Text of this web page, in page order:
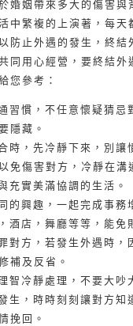
婚姻帶來多大的傷害與
中繁複的上演著，每天
防止外遇的發生，終結
同用心經營，要終結外
您參考：
習慣，不任意懷疑猜忌
隱藏。
時，先冷靜下來，別讓
免傷害對方，冷靜在溝
充實美滿協調的生活。
的興趣，一起完成事務
酒店，舞廳等等，能免
對方，若發生外遇時，
補及反省。
智冷靜處理，不要大吵
生，時時刻刻讓對方知
挽回。